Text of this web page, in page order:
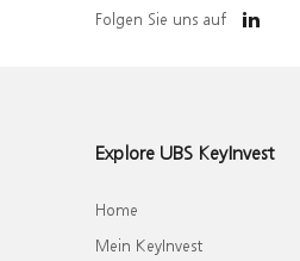
Folgen Sie uns auf
Explore UBS KeyInvest
Home
Mein KeyInvest